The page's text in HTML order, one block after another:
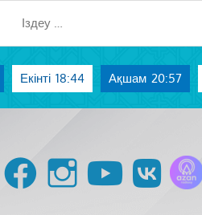
Екінті 18:44 Ақшам 20:57
whatsapp facebook instagram youtubevk